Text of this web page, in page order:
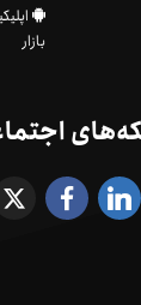
بازار